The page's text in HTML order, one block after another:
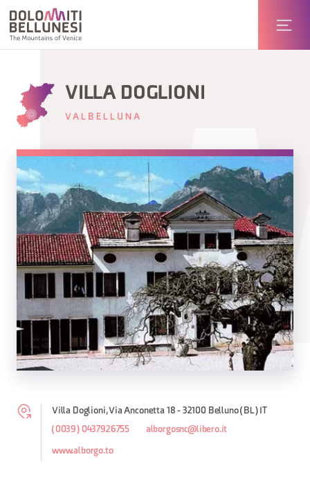
VILLA DOGLIONI
VALBELLUNA
Villa Doglioni, Via Anconetta 18 - 32100 Belluno (BL) IT
(0039) 0437926755 alborgosnc@libero.it
www.alborgo.to